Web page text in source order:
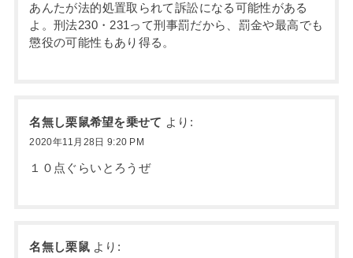
あんたが法的処置取られて訴訟になる可能性がある
よ。刑法230・231って刑事罰だから、罰金や最高でも
懲役の可能性もあり得る。
名無し栗鼠希望を乗せて より:
2020年11月28日 9:20 PM
１０点ぐらいとろうぜ
名無し栗鼠 より: